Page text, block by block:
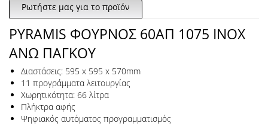
Ρωτήστε μας για το προϊόν
PYRAMIS ΦΟΥΡΝΟΣ 60ΑΠ 1075 INOX
ΑΝΩ ΠΑΓΚΟΥ
Διαστάσεις: 595 x 595 x 570mm
11 προγράμματα λειτουργίας
Χωρητικότητα: 66 λίτρα
Πλήκτρα αφής
Ψηφιακός αυτόματος προγραμματισμός